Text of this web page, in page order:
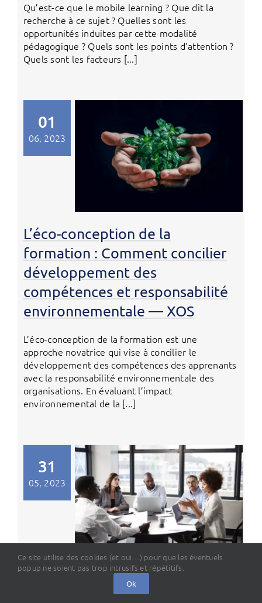
Qu’est-ce que le mobile learning ? Que dit la
recherche à ce sujet ? Quelles sont les
opportunités induites par cette modalité
pédagogique ? Quels sont les points d’attention ?
Quels sont les facteurs [...]
01
06, 2023
L’éco-conception de la
formation : Comment concilier
développement des
compétences et responsabilité
environnementale — XOS
L’éco-conception de la formation est une
approche novatrice qui vise à concilier le
développement des compétences des apprenants
avec la responsabilité environnementale des
organisations. En évaluant l’impact
environnemental de la [...]
31
05, 2023
CPF, jusqu’où les salariés vont-ils
devoir participer ? —
Ce site utilise des cookies (et oui…) pour que les éventuels
popup ne soient pas trop intrusifs et répétitifs.
Ok